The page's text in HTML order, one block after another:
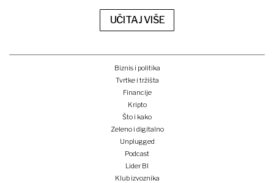
UČITAJ VIŠE
Biznis i politika
Tvrtke i tržišta
Financije
Kripto
Što i kako
Zeleno i digitalno
Unplugged
Podcast
Lider BI
Klub izvoznika